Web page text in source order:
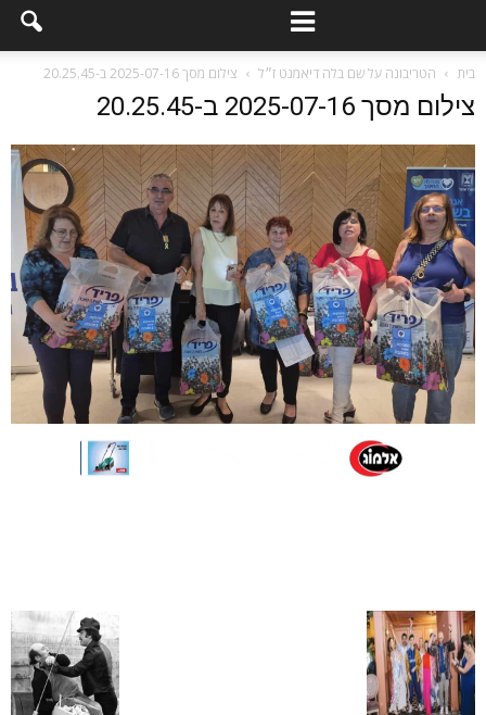
בית הטריבונה על שם בלה דיאמנט ז״ל צילום מסך 2025-07-16 ב-20.25.45
צילום מסך 2025-07-16 ב-20.25.45